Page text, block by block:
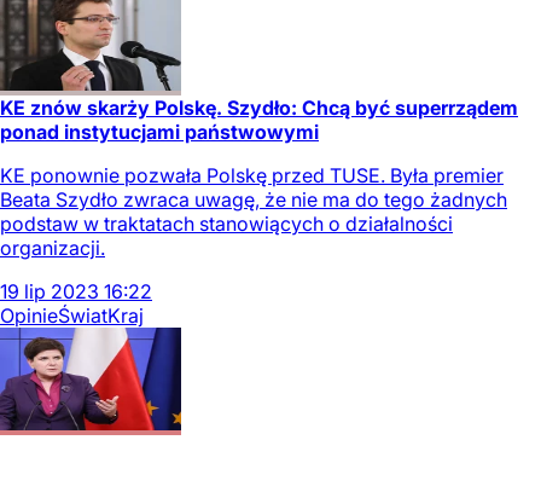
KE znów skarży Polskę. Szydło: Chcą być superrządem
ponad instytucjami państwowymi
KE ponownie pozwała Polskę przed TUSE. Była premier
Beata Szydło zwraca uwagę, że nie ma do tego żadnych
podstaw w traktatach stanowiących o działalności
organizacji.
19 lip 2023 16:22
OpinieŚwiatKraj